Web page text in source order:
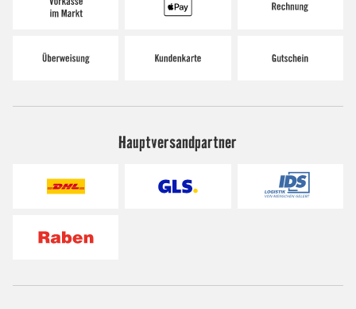
Hauptversandpartner